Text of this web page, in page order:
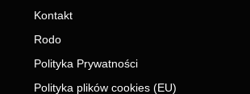
Kontakt
Rodo
Polityka Prywatności
Polityka plików cookies (EU)